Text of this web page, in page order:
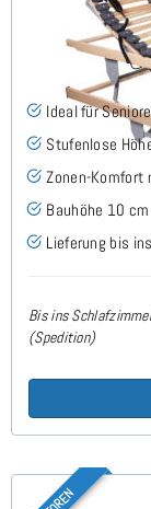
Sky 28
Ideal für
Stufenlose
Zonen-Komfort
Bauhöhe 10
Lieferung bis
Bis ins
(Spedition)